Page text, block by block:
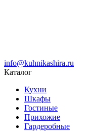
info@kuhnikashira.ru
Каталог
Кухни
Шкафы
Гостиные
Прихожие
Гардеробные